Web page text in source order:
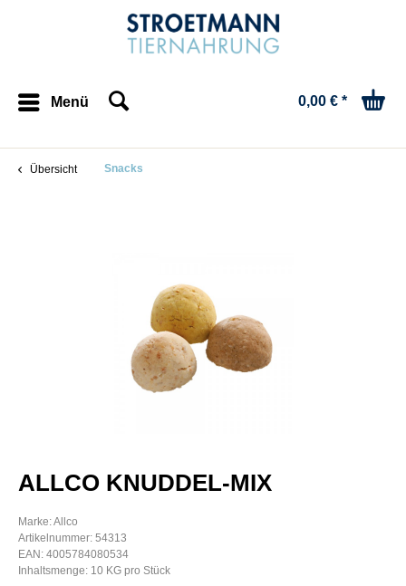
Menü 0,00 € *
Übersicht Snacks
ALLCO KNUDDEL-MIX
Marke: Allco
Artikelnummer: 54313
EAN: 4005784080534
Inhaltsmenge: 10 KG pro Stück